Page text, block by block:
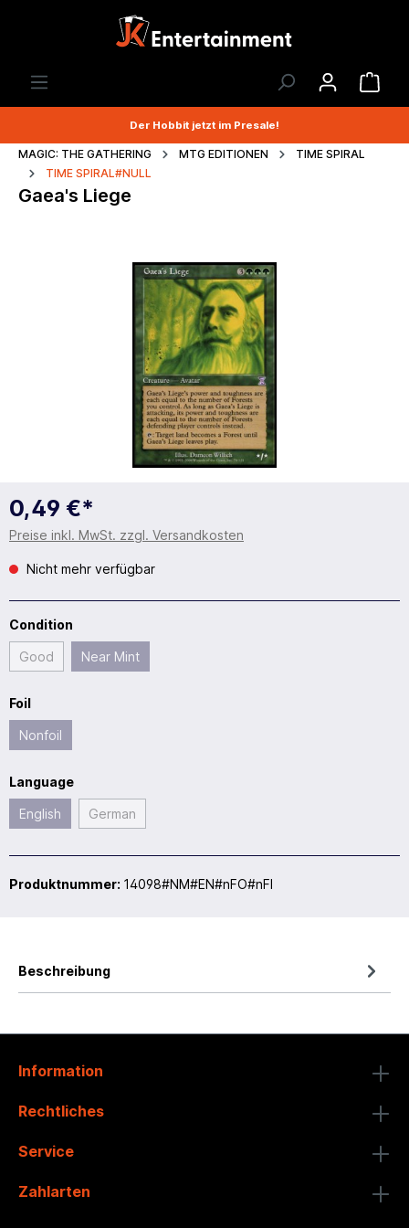
Der Hobbit jetzt im Presale!
MAGIC: THE GATHERING MTG EDITIONEN
TIME SPIRAL
TIME SPIRAL#NULL
Gaea's Liege
0,49 €*
Preise inkl. MwSt. zzgl. Versandkosten
Nicht mehr verfügbar
Condition
Good Near Mint
Foil
Nonfoil
Language
English German
Produktnummer: 14098#NM#EN#nFO#nFI
Beschreibung
Information
Rechtliches
Service
Zahlarten